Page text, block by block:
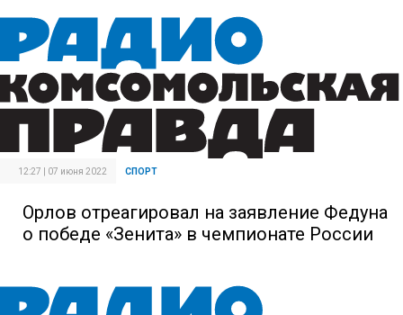
12:27 | 07 июня 2022 СПОРТ
Орлов отреагировал на заявление Федуна
о победе «Зенита» в чемпионате России